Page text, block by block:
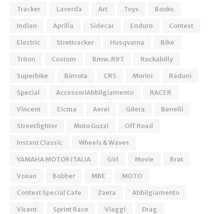
Tracker
Laverda Art Toys
Books
Indian
Aprilia Sidecar Enduro
Contest
Electric
Strettracker Husqvarna
Bike
Triton
Custom Bmw. R9T
Rockabilly
Superbike
Bimota CRS Morini
Raduni
Special
AccessoriAbbilgiamento
RACER
Vincent
Eicma Aerei Gilera
Benelli
Streetfighter
Moto Guzzi
Off Road
Instant Classic
Wheels & Waves
YAMAHA MOTOR ITALIA
Girl Movie
Brat
Voxan
Bobber MBE
MOTO
Contest Special Cafe
Zaeta
Abbilgiamento
Vicent
Sprint Race Viaggi
Drag